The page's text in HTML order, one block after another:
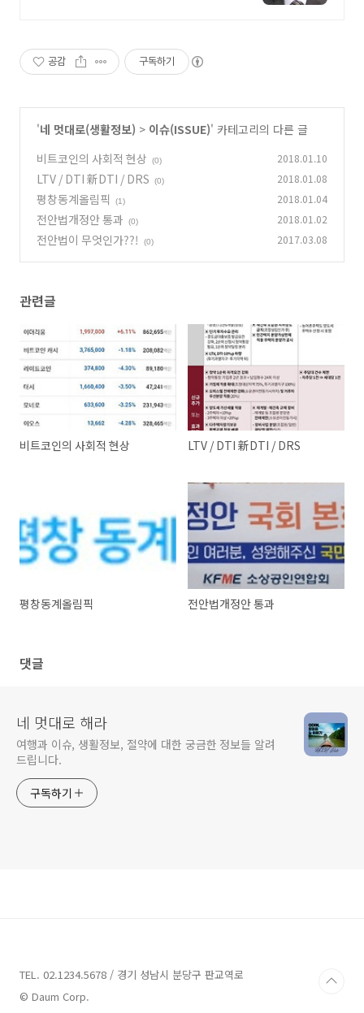
공감 구독하기
'네 멋대로(생활정보) > 이슈(ISSUE)' 카테고리의 다른 글
비트코인의 사회적 현상
(0) 2018.01.10
LTV / DTI 新DTI / DRS (0) 2018.01.08
평창동계올림픽 (1) 2018.01.04
전안법개정안 통과 (0) 2018.01.02
전안법이 무엇인가??! (0) 2017.03.08
관련글
비트코인의 사회적 현상 LTV / DTI 新DTI / DRS
평창동계올림픽 전안법개정안 통과
댓글
네 멋대로 해라
여행과 이슈, 생활정보, 절약에 대한 궁금한 정보들 알려
드립니다.
구독하기
TEL. 02.1234.5678 / 경기 성남시 분당구 판교역로
© Daum Corp.